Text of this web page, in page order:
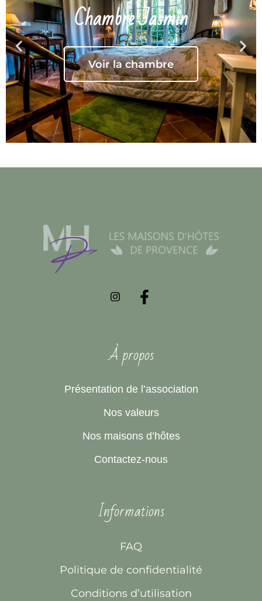
Chambre Jasmin
Voir la chambre
À propos
Présentation de l’association
Nos valeurs
Nos maisons d’hôtes
Contactez-nous
Informations
FAQ
Politique de confidentialité
Conditions d’utilisation